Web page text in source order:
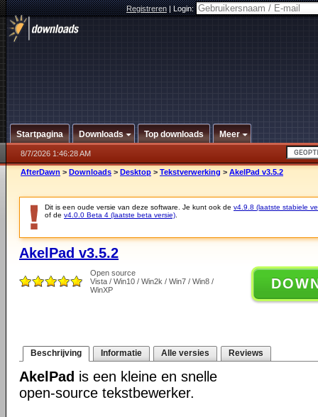
Registreren|Login:
Startpagina Downloads Top downloads Meer
8/7/2026 1:46:28 AM
AfterDawn > Downloads > Desktop > Tekstverwerking > AkelPad v3.5.2
Dit is een oude versie van deze software. Je kunt ook de v4.9.8 (laatste stabiele
of de v4.0.0 Beta 4 (laatste beta versie)
AkelPad v3.5.2
Open source
Vista / Win10 / Win2k / Win7 / Win8 /
WinXP
Beschrijving Informatie Alle versies Reviews
AkelPad is een kleine en snelle
open-source tekstbewerker.